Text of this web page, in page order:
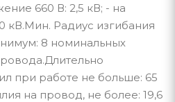
660 В: 2,5 кВ; - на
кВ.Мин. Радиус изгибания
8 номинальных
при работе не больше: 65
на провод, не более: 19,6